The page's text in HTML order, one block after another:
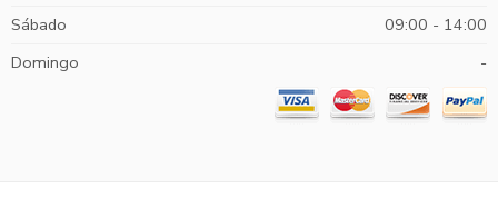
Sábado
09:00 - 14:00
Domingo
-